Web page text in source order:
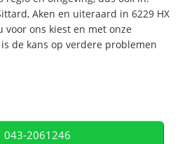
Aken en uiteraard in 6229 HX
voor ons kiest en met onze
de kans op verdere problemen
043-2061246